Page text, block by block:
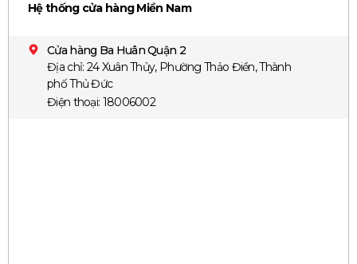
Hệ thống cửa hàng Miền Nam
Cửa hàng Ba Huân Quận 2
Địa chỉ: 24 Xuân Thủy, Phường Thảo Điền, Thành
phố Thủ Đức
Điện thoại: 18006002